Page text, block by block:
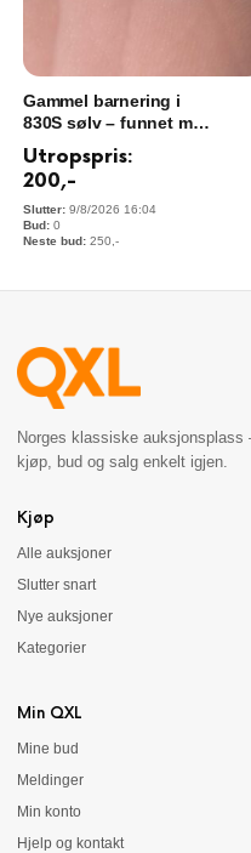
Gammel barnering i
830S sølv – funnet med
metalldetektor (1940–
60)
Utropspris:
200,-
9/8/2026 16:04
0
250 ,-
Norges klassiske auksjonsplass
kjøp, bud og salg enkelt igjen.
Kjøp
Alle auksjoner
Slutter snart
Nye auksjoner
Kategorier
Min QXL
Mine bud
Meldinger
Min konto
Hjelp og kontakt